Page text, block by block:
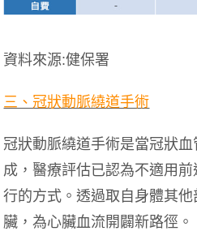
資料來源:健保署
三、冠狀動脈繞道手術
冠狀動脈繞道手術是當冠狀
成，醫療評估已認為不適用
行的方式。透過取自身體其
臟，為心臟血流開闢新路徑。